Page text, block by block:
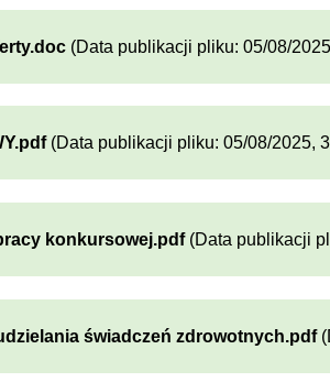
(Data publikacji pliku: 05/08/
(Data publikacji pliku: 05/08/2025,
konkursowej.pdf(Data publikacji
świadczeń zdrowotnych.pdf